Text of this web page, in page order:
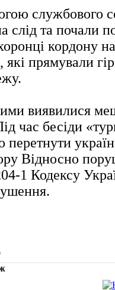
службового
слід та почали
кордону
які прямували
виявилися
час бесіди
перетнути
Відносно
1 Кодексу